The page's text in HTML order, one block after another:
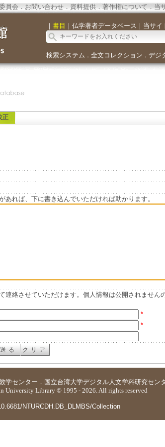
員会． お問い合わせ． 資料提供．著作権について．当
｜ 書目 ｜ 仏学著者データベース ｜ 当サイ
検索システム ． 全文コレクション ． デジ
正
れば、下に書き込んでいただければ助かります。
連絡させていただけます。個人情報は公開されません
*
*
学センター ． 国立台湾大学デジタル人文学科研究セン
University Library © 1995 - 2026. All rights reserved
NTURCDH.DB_DLMBS/Collection